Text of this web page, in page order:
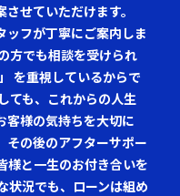
せていただけます。
ッフが丁寧にご案内しま
方でも相談を受けられ
を重視しているからで
ても、これからの人生
客様の気持ちを大切に
その後のアフターサポー
様と一生のお付き合いを
状況でも、ローンは組め